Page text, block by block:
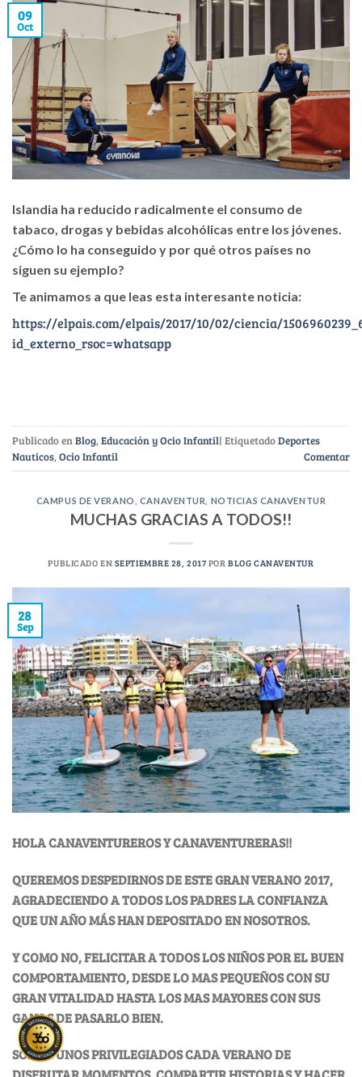
09
Oct
Islandia ha reducido radicalmente el consumo de
tabaco, drogas y bebidas alcohólicas entre los jóvenes.
¿Cómo lo ha conseguido y por qué otros países no
siguen su ejemplo?
Te animamos a que leas esta interesante noticia:
https://elpais.com/elpais/2017/10/02/ciencia/
id_externo_rsoc=whatsapp
Publicado enBlog,Educación y Ocio Infantil| EtiquetadoDeportes
Nauticos,Ocio Infantil Comentar
CAMPUS DE VERANO CANAVENTUR NOTICIAS CANAVENTUR
MUCHAS GRACIAS A TODOS!!
PUBLICADO EN SEPTIEMBRE 28, 2017 PORBLOG CANAVENTUR
28
Sep
HOLA CANAVENTUREROS Y CANAVENTURERAS!!
QUEREMOS DESPEDIRNOS DE ESTE GRAN VERANO 2017,
AGRADECIENDO A TODOS LOS PADRES LA CONFIANZA
QUE UN AÑO MÁS HAN DEPOSITADO EN NOSOTROS.
Y COMO NO, FELICITAR A TODOS LOS NIÑOS POR EL BUEN
COMPORTAMIENTO, DESDE LO MAS PEQUEÑOS CON SU
GRAN VITALIDAD HASTA LOS MAS MAYORES CON SUS
GANAS DE PASARLO BIEN.
SOMOS UNOS PRIVILEGIADOS CADA VERANO DE